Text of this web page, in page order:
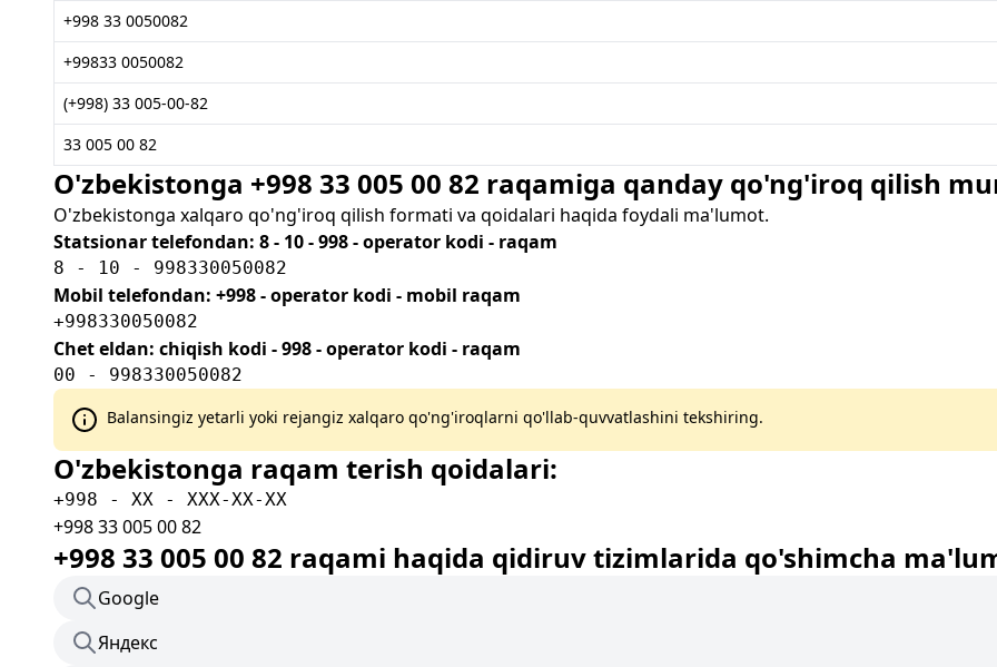
+998 33 0050082
+99833 0050082
(+998) 33 005-00-82
33 005 00 82
O'zbekistonga +998 33 005 00 82 raqamiga qanday qo'ng'iroq qilish
O'zbekistonga xalqaro qo'ng'iroq qilish formati va qoidalari haqida foydali ma'lumot.
Statsionar telefondan: 8 - 10 - 998 - operator kodi - raqam
8 - 10 - 998330050082
Mobil telefondan: +998 - operator kodi - mobil raqam
+998330050082
Chet eldan: chiqish kodi - 998 - operator kodi - raqam
00 - 998330050082
Balansingiz yetarli yoki rejangiz xalqaro qo'ng'iroqlarni qo'llab-quvvatlashini tekshiring.
O'zbekistonga raqam terish qoidalari:
+998 - XX - XXX-XX-XX
+998 33 005 00 82
+998 33 005 00 82 raqami haqida qidiruv tizimlarida qo'shimcha
Google
Яндекс